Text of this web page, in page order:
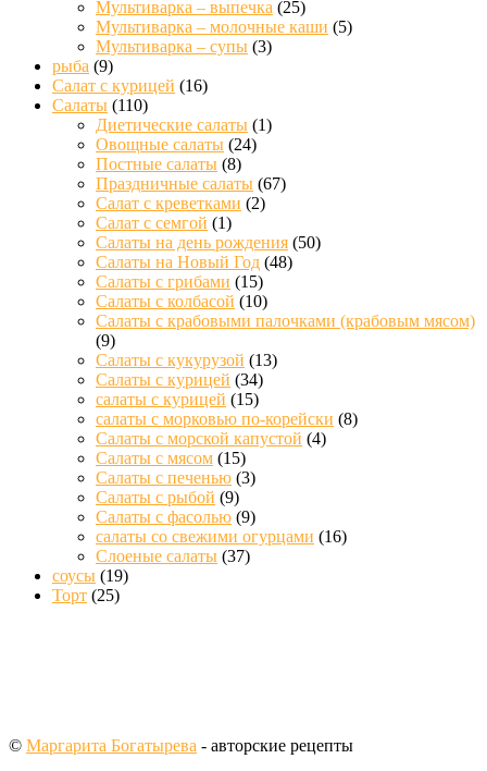
Мультиварка – выпечка (25)
Мультиварка – молочные каши (5)
Мультиварка – супы (3)
рыба (9)
Салат с курицей (16)
Салаты (110)
Диетические салаты (1)
Овощные салаты (24)
Постные салаты (8)
Праздничные салаты (67)
Салат с креветками (2)
Салат с семгой (1)
Салаты на день рождения (50)
Салаты на Новый Год (48)
Салаты с грибами (15)
Салаты с колбасой (10)
Салаты с крабовыми палочками (крабовым мясом)
(9)
Салаты с кукурузой (13)
Салаты с курицей (34)
салаты с курицей (15)
салаты с морковью по-корейски (8)
Салаты с морской капустой (4)
Салаты с мясом (15)
Салаты с печенью (3)
Салаты с рыбой (9)
Салаты с фасолью (9)
салаты со свежими огурцами (16)
Слоеные салаты (37)
соусы (19)
Торт (25)
© Маргарита Богатырева - авторские рецепты